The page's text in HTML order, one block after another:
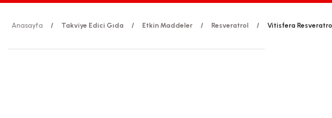
Anasayfa Takviye Edici Gıda Etkin Maddeler Resveratrol Vitisfera